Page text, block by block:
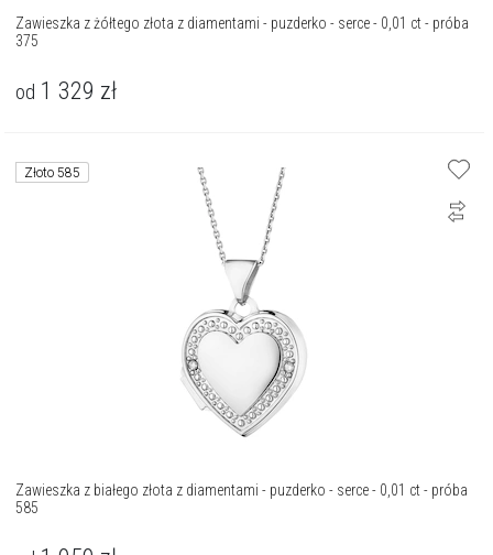
Zawieszka z żółtego złota z diamentami - puzderko - serce - 0,01 ct - próba
375
od 1 329 zł
Złoto 585
Zawieszka z białego złota z diamentami - puzderko - serce - 0,01 ct - próba
585